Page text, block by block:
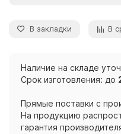
В закладки В
Наличие на складе
Срок изготовления: до
Прямые поставки с
На продукцию
гарантия